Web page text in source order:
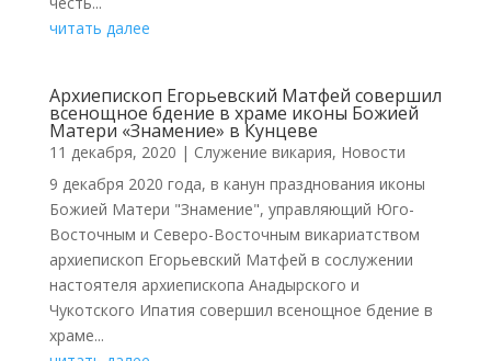
читать далее
Архиепископ Егорьевский Матфей совершил
всенощное бдение в храме иконы Божией
Матери «Знамение» в Кунцеве
11 декабря, 2020 | Cлужение викария, Новости
9 декабря 2020 года, в канун празднования иконы
Божией Матери "Знамение", управляющий Юго-
Восточным и Северо-Восточным викариатством
архиепископ Егорьевский Матфей в сослужении
настоятеля архиепископа Анадырского и
Чукотского Ипатия совершил всенощное бдение в
храме...